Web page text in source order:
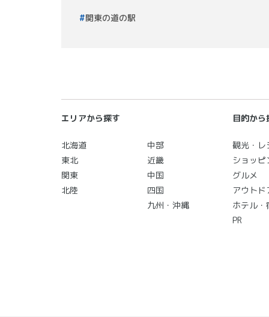
関東の道の駅
エリアから探す
北海道
東北
関東
北陸
中部
近畿
中国
四国
九州・沖縄
目的から
観光・レ
ショッ
グルメ
アウト
ホテル・
PR